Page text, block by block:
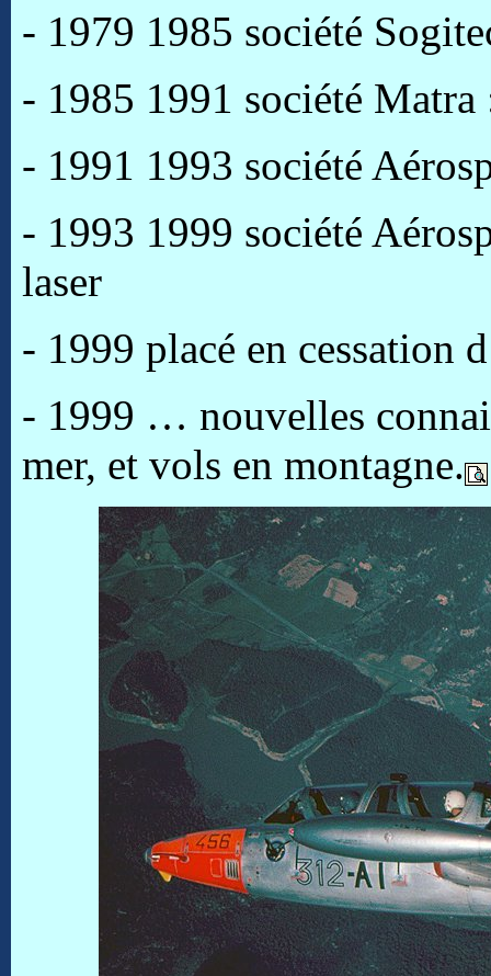
- 1979 1985 société
- 1985 1991 société
- 1991 1993 société
- 1993 1999 société
laser
- 1999 placé en cessation
- 1999 … nouvelles
mer, et vols en montagne.